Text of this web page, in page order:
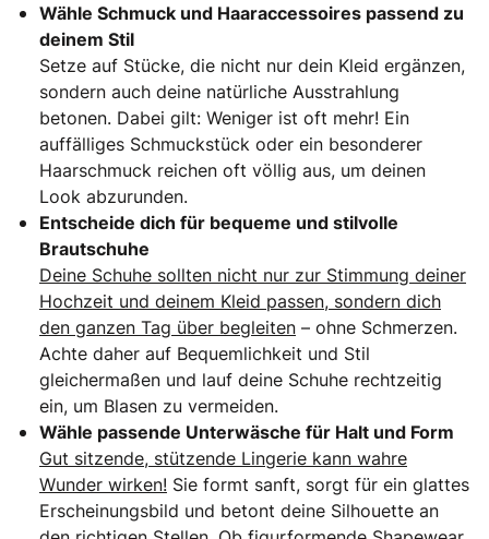
Wähle Schmuck und Haaraccessoires passend zu
deinem Stil
Setze auf Stücke, die nicht nur dein Kleid ergänzen,
sondern auch deine natürliche Ausstrahlung
betonen. Dabei gilt: Weniger ist oft mehr! Ein
auffälliges Schmuckstück oder ein besonderer
Haarschmuck reichen oft völlig aus, um deinen
Look abzurunden.
Entscheide dich für bequeme und stilvolle
Brautschuhe
Deine Schuhe sollten nicht nur zur Stimmung deiner
Hochzeit und deinem Kleid passen, sondern dich
den ganzen Tag über begleiten – ohne Schmerzen.
Achte daher auf Bequemlichkeit und Stil
gleichermaßen und lauf deine Schuhe rechtzeitig
ein, um Blasen zu vermeiden.
Wähle passende Unterwäsche für Halt und Form
Gut sitzende, stützende Lingerie kann wahre
Wunder wirken! Sie formt sanft, sorgt für ein glattes
Erscheinungsbild und betont deine Silhouette an